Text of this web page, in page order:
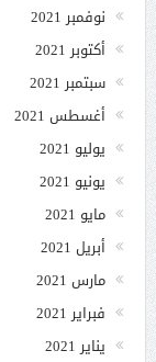
نوفمبر 2021
أكتوبر 2021
سبتمبر 2021
أغسطس 2021
يوليو 2021
يونيو 2021
مايو 2021
أبريل 2021
مارس 2021
فبراير 2021
يناير 2021